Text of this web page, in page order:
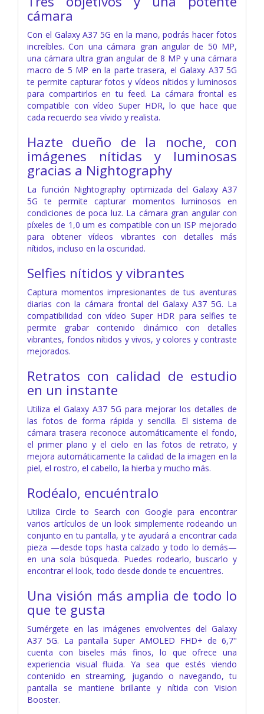
cámara
Con el Galaxy A37 5G en la mano, podrás hacer fotos
increíbles. Con una cámara gran angular de 50 MP,
una cámara ultra gran angular de 8 MP y una cámara
macro de 5 MP en la parte trasera, el Galaxy A37 5G
te permite capturar fotos y vídeos nítidos y luminosos
para compartirlos en tu feed. La cámara frontal es
compatible con vídeo Super HDR, lo que hace que
cada recuerdo sea vívido y realista.
Hazte dueño de la noche, con
imágenes nítidas y luminosas
gracias a Nightography
La función Nightography optimizada del Galaxy A37
5G te permite capturar momentos luminosos en
condiciones de poca luz. La cámara gran angular con
píxeles de 1,0 um es compatible con un ISP mejorado
para obtener vídeos vibrantes con detalles más
nítidos, incluso en la oscuridad.
Selfies nítidos y vibrantes
Captura momentos impresionantes de tus aventuras
diarias con la cámara frontal del Galaxy A37 5G. La
compatibilidad con vídeo Super HDR para selfies te
permite grabar contenido dinámico con detalles
vibrantes, fondos nítidos y vivos, y colores y contraste
mejorados.
Retratos con calidad de estudio
en un instante
Utiliza el Galaxy A37 5G para mejorar los detalles de
las fotos de forma rápida y sencilla. El sistema de
cámara trasera reconoce automáticamente el fondo,
el primer plano y el cielo en las fotos de retrato, y
mejora automáticamente la calidad de la imagen en la
piel, el rostro, el cabello, la hierba y mucho más.
Rodéalo, encuéntralo
Utiliza Circle to Search con Google para encontrar
varios artículos de un look simplemente rodeando un
conjunto en tu pantalla, y te ayudará a encontrar cada
pieza —desde tops hasta calzado y todo lo demás—
en una sola búsqueda. Puedes rodearlo, buscarlo y
encontrar el look, todo desde donde te encuentres.
Una visión más amplia de todo lo
que te gusta
Sumérgete en las imágenes envolventes del Galaxy
A37 5G. La pantalla Super AMOLED FHD+ de 6,7"
cuenta con biseles más finos, lo que ofrece una
experiencia visual fluida. Ya sea que estés viendo
contenido en streaming, jugando o navegando, tu
pantalla se mantiene brillante y nítida con Vision
Booster.